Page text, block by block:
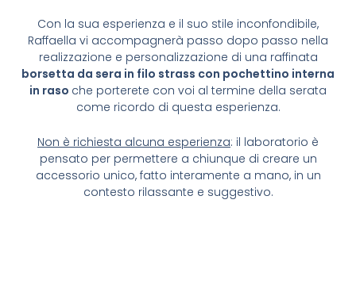
Con la sua esperienza e il suo stile inconfondibile,
Raffaella vi accompagnerà passo dopo passo nella
realizzazione e personalizzazione di una raffinata
borsetta da sera in filo strass con pochettino interna
in raso che porterete con voi al termine della serata
come ricordo di questa esperienza.
Non è richiesta alcuna esperienza: il laboratorio è
pensato per permettere a chiunque di creare un
accessorio unico, fatto interamente a mano, in un
contesto rilassante e suggestivo.